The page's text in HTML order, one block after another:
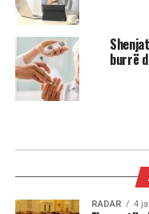
burrë